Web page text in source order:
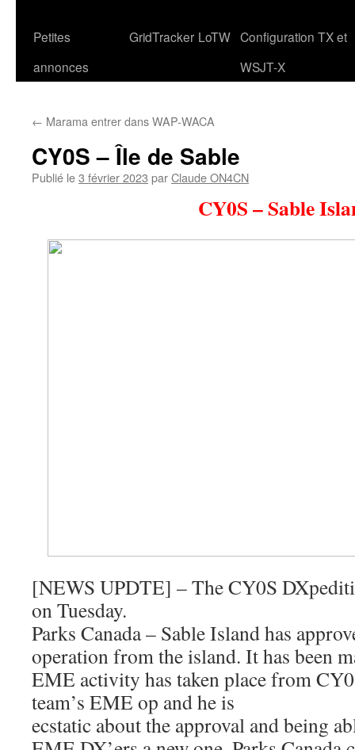
Petites
annonces
GridTracker LoTW Configuration TX et
WSJT-X
← Marama entrer dans WAP-WACA
CY0S – Île de Sable
Publié le3 février 2023 parClaude ON4CN
CY0S – Sable
[NEWS UPDTE] – The CY0S
on Tuesday.
Parks Canada – Sable Island has
operation from the island. It has been
EME activity has taken place from
team’s EME op and he is
ecstatic about the approval and being